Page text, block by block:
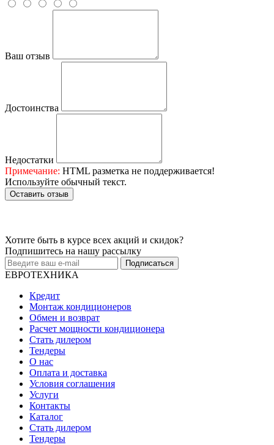
Ваш отзыв
Достоинства
Недостатки
Примечание: HTML разметка не поддерживается!
Используйте обычный текст.
Оставить отзыв
Хотите быть в курсе всех акций и скидок?
Подпишитесь на нашу рассылку
Подписаться
ЕВРОТЕХНИКА
Кредит
Монтаж кондиционеров
Обмен и возврат
Расчет мощности кондиционера
Стать дилером
Тендеры
О нас
Оплата и доставка
Условия соглашения
Услуги
Контакты
Каталог
Стать дилером
Тендеры